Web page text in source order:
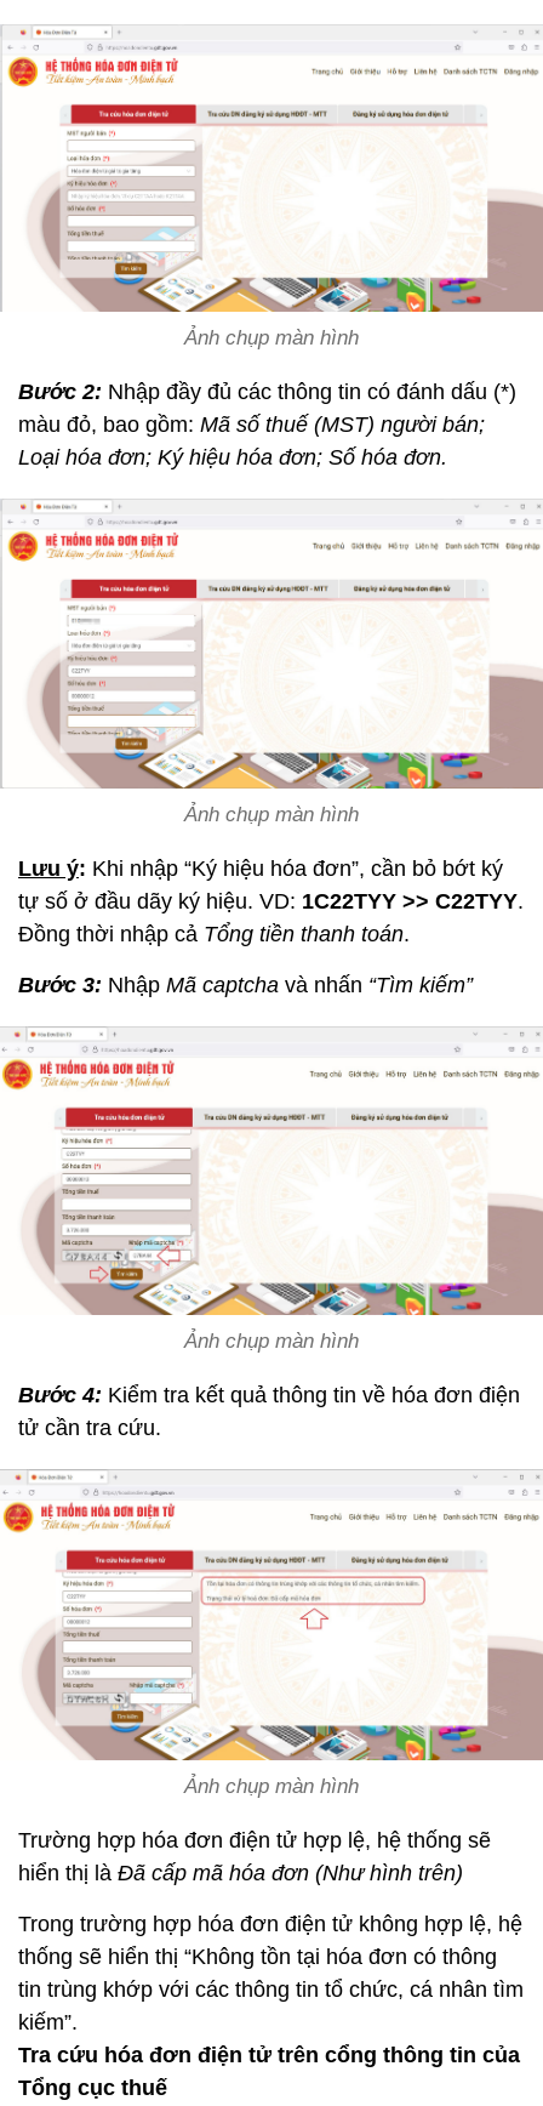
Ảnh chụp màn hình
Bước 2: Nhập đầy đủ các thông tin có đánh dấu (*)
màu đỏ, bao gồm: Mã số thuế (MST) người bán;
Loại hóa đơn; Ký hiệu hóa đơn; Số hóa đơn.
Ảnh chụp màn hình
Lưu ý: Khi nhập “Ký hiệu hóa đơn”, cần bỏ bớt ký
tự số ở đầu dãy ký hiệu. VD: 1C22TYY >> C22TYY.
Đồng thời nhập cả Tổng tiền thanh toán.
Bước 3: Nhập Mã captcha và nhấn “Tìm kiếm”
Ảnh chụp màn hình
Bước 4: Kiểm tra kết quả thông tin về hóa đơn điện
tử cần tra cứu.
Ảnh chụp màn hình
Trường hợp hóa đơn điện tử hợp lệ, hệ thống sẽ
hiển thị là Đã cấp mã hóa đơn (Như hình trên)
Trong trường hợp hóa đơn điện tử không hợp lệ, hệ
thống sẽ hiển thị “Không tồn tại hóa đơn có thông
tin trùng khớp với các thông tin tổ chức, cá nhân tìm
kiếm”.
Tra cứu hóa đơn điện tử trên cổng thông tin của
Tổng cục thuế